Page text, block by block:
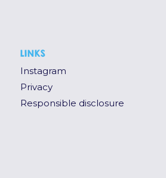
LINKS
Instagram
Privacy
Responsible disclosure